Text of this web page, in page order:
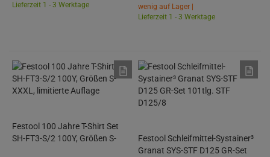
Lieferzeit 1 - 3 Werktage
wenig auf Lager |
Lieferzeit 1 - 3 Werktage
Festool 100 Jahre T-Shirt Set
SH-FT3-S/2 100Y, Größen S-
Festool Schleifmittel-Systainer³
Granat SYS-STF D125 GR-Set